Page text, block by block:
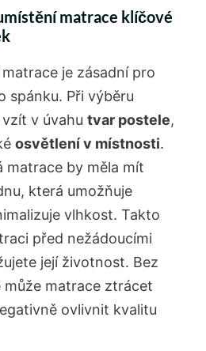
matrace klíčové
je zásadní pro
spánku. Při výběru
v úvahu tvar postele,
osvětlení v místnosti.
matrace by měla mít
která umožňuje
vlhkost. Takto
před nežádoucími
její životnost. Bez
může matrace ztrácet
ovlivnit kvalitu